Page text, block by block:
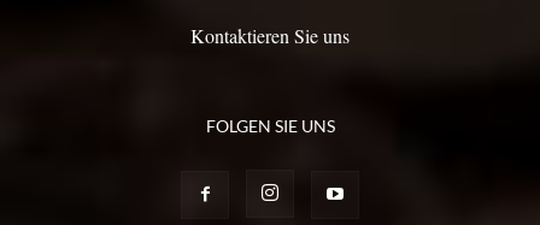
Kontaktieren Sie uns
FOLGEN SIE UNS